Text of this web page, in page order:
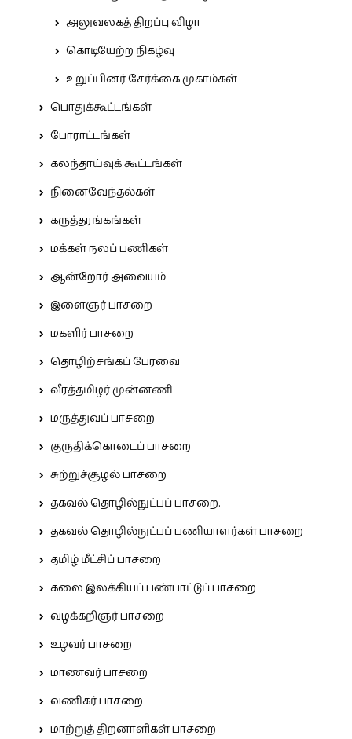
அலுவலகத் திறப்பு விழா
கொடியேற்ற நிகழ்வு
உறுப்பினர் சேர்க்கை முகாம்கள்
பொதுக்கூட்டங்கள்
போராட்டங்கள்
கலந்தாய்வுக் கூட்டங்கள்
நினைவேந்தல்கள்
கருத்தரங்கங்கள்
மக்கள் நலப் பணிகள்
ஆன்றோர் அவையம்
இளைஞர் பாசறை
மகளிர் பாசறை
தொழிற்சங்கப் பேரவை
வீரத்தமிழர் முன்னணி
மருத்துவப் பாசறை
குருதிக்கொடைப் பாசறை
சுற்றுச்சூழல் பாசறை
தகவல் தொழில்நுட்பப் பாசறை.
தகவல் தொழில்நுட்பப் பணியாளர்கள் பாசறை
தமிழ் மீட்சிப் பாசறை
கலை இலக்கியப் பண்பாட்டுப் பாசறை
வழக்கறிஞர் பாசறை
உழவர் பாசறை
மாணவர் பாசறை
வணிகர் பாசறை
மாற்றுத் திறனாளிகள் பாசறை